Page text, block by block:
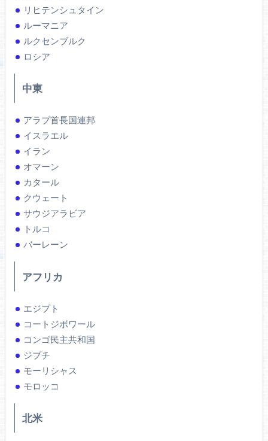
リヒテンシュタイン
ルーマニア
ルクセンブルク
ロシア
中東
アラブ首長国連邦
イスラエル
イラン
オマーン
カタール
クウェート
サウジアラビア
トルコ
バーレーン
アフリカ
エジプト
コートジボワール
コンゴ民主共和国
ジブチ
モーリシャス
モロッコ
北米